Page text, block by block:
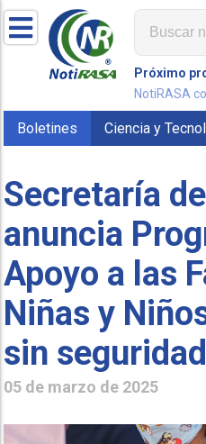
Próximo
NotiRASA
Boletines Ciencia y
Secretaría
anuncia
Apoyo a las
Niñas y
sin
05 de marzo de 2025